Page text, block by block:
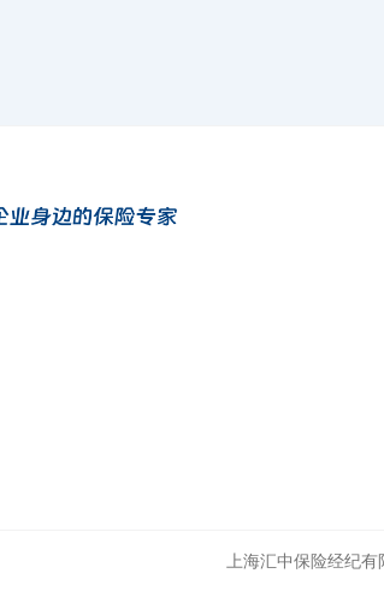
上海汇中保险经纪有